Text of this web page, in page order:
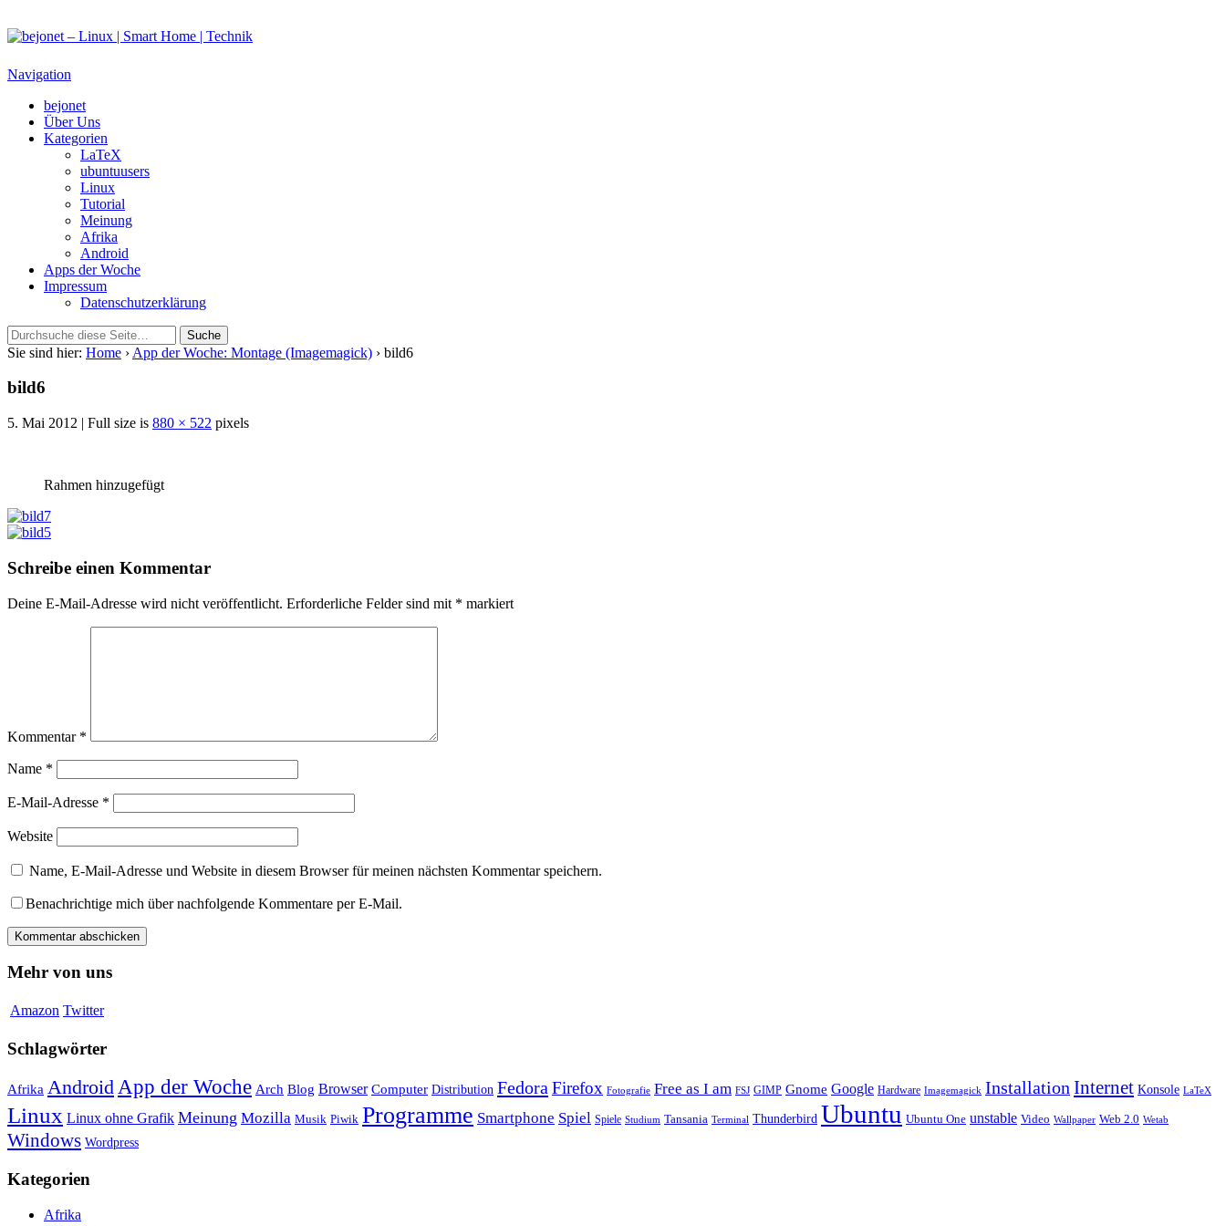
Navigation
bejonet
Über Uns
Kategorien
LaTeX
ubuntuusers
Linux
Tutorial
Meinung
Afrika
Android
Apps der Woche
Impressum
Datenschutzerklärung
Sie sind hier: Home › App der Woche: Montage (Imagemagick) › bild6
bild6
5. Mai 2012 | Full size is 880 × 522 pixels
Rahmen hinzugefügt
Schreibe einen Kommentar
Deine E-Mail-Adresse wird nicht veröffentlicht. Erforderliche Felder sind mit * markiert
Kommentar *
Name *
E-Mail-Adresse *
Website
Name, E-Mail-Adresse und Website in diesem Browser für meinen nächsten Kommentar speichern.
Benachrichtige mich über nachfolgende Kommentare per E-Mail.
Mehr von uns
Amazon Twitter
Schlagwörter
Afrika AndroidApp der Woche Arch Blog Browser Computer Distribution FedoraFirefox Fotografie Free as I am FSJ GIMP Gnome Google Hardware Imagemagick InstallationInternet Konsole LaTeX
Linux Linux ohne Grafik Meinung Mozilla Musik Piwik Programme Smartphone Spiel Spiele Studium Tansania Terminal Thunderbird Ubuntu Ubuntu One unstable Video Wallpaper Web 2.0 Wetab
Windows Wordpress
Kategorien
Afrika